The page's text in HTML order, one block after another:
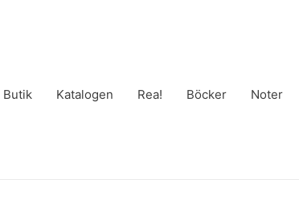
Butik Katalogen Rea! Böcker Noter